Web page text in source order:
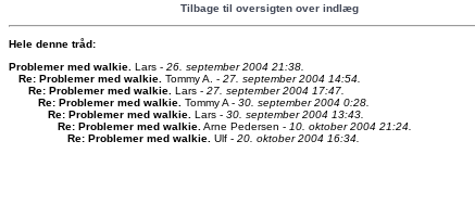
Tilbage til oversigten over indlæg
Hele denne tråd:
Problemer med walkie Lars - 26. september 2004 21:38.
Re: Problemer med walkie Tommy A. - 27. september 2004 14:54.
Re: Problemer med walkie Lars - 27. september 2004 17:47.
Re: Problemer med walkie Tommy A - 30. september 2004 0:28.
Re: Problemer med walkie Lars - 30. september 2004 13:43.
Re: Problemer med walkie Arne Pedersen - 10. oktober 2004 21:24.
Re: Problemer med walkie Ulf - 20. oktober 2004 16:34.